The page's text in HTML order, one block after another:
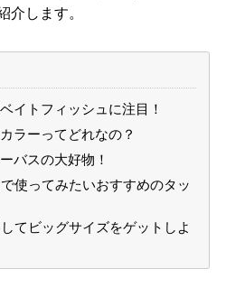
介します。
イトフィッシュに注目！
ラーってどれなの？
バスの大好物！
使ってみたいおすすめのタッ
てビッグサイズをゲットしよ